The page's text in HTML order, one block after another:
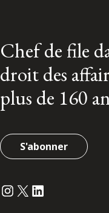
Chef de file
droit des
plus de 160
S'abonner
Instagram
Twitter
LinkedIn